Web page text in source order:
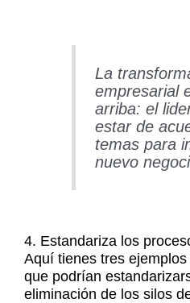
La
empresarial
arriba: el
estar de
temas para
nuevo
4. Estandariza los
Aquí tienes tres
que podrían
eliminación de los silos